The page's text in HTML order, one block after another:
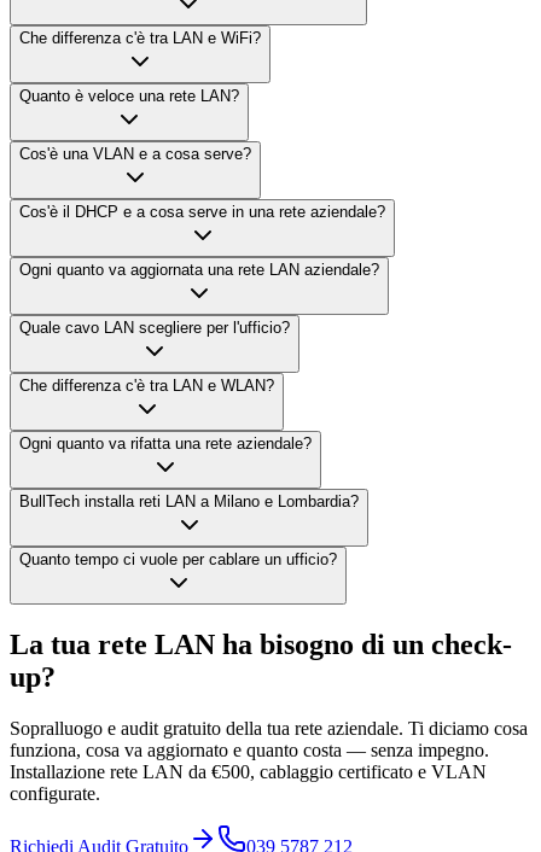
Che differenza c'è tra LAN e WiFi?
Quanto è veloce una rete LAN?
Cos'è una VLAN e a cosa serve?
Cos'è il DHCP e a cosa serve in una rete aziendale?
Ogni quanto va aggiornata una rete LAN aziendale?
Quale cavo LAN scegliere per l'ufficio?
Che differenza c'è tra LAN e WLAN?
Ogni quanto va rifatta una rete aziendale?
BullTech installa reti LAN a Milano e Lombardia?
Quanto tempo ci vuole per cablare un ufficio?
La tua rete LAN ha bisogno di un check-
up?
Sopralluogo e audit gratuito della tua rete aziendale. Ti diciamo cosa
funziona, cosa va aggiornato e quanto costa — senza impegno.
Installazione rete LAN da €500, cablaggio certificato e VLAN
configurate.
Richiedi Audit Gratuito 039 5787 212